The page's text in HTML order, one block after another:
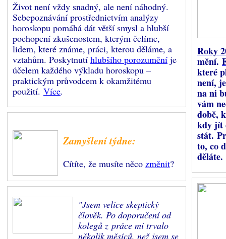
Život není vždy snadný, ale není náhodný.
Sebepoznávání prostřednictvím analýzy
horoskopu pomáhá dát větší smysl a hlubší
pochopení zkušenostem, kterým čelíme,
lidem, které známe, práci, kterou děláme, a
vztahům. Poskytnutí hlubšího porozumění je
účelem každého výkladu horoskopu –
praktickým průvodcem k okamžitému
použití. Více.
Zamyšlení týdne:
Cítíte, že musíte něco změnit?
"Jsem velice skeptický
člověk. Po doporučení od
kolegů z práce mi trvalo
několik měsíců, než jsem se
Roky
mění.
které
není,
na ni
vám
době,
kdy jít
stát.
to, co
děláte.